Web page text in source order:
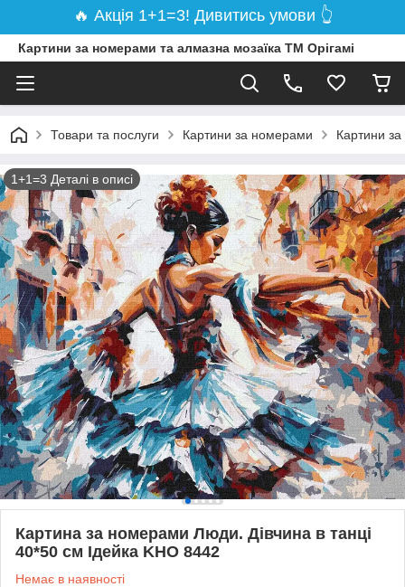
🔥 Акція 1+1=3! Дивитись умови 👆
Картини за номерами та алмазна мозаїка ТМ Орігамі
Товари та послуги Картини за номерами Картини
1+1=3 Деталі в описі
Картина за номерами Люди. Дівчина в танці
40*50 см Ідейка KHO 8442
Немає в наявності